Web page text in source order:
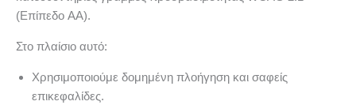
(Επίπεδο AA).
Στο πλαίσιο αυτό:
Χρησιμοποιούμε δομημένη πλοήγηση και σαφείς
επικεφαλίδες.